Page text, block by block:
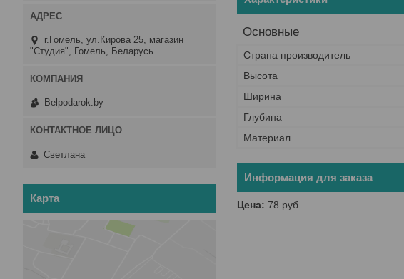
Основные
Страна производитель
Высота
Ширина
Глубина
Материал
Информация для заказа
Цена: 78 руб.
г.Гомель, ул.Кирова 25, магазин
"Студия", Гомель, Беларусь
Belpodarok.by
Светлана
Карта